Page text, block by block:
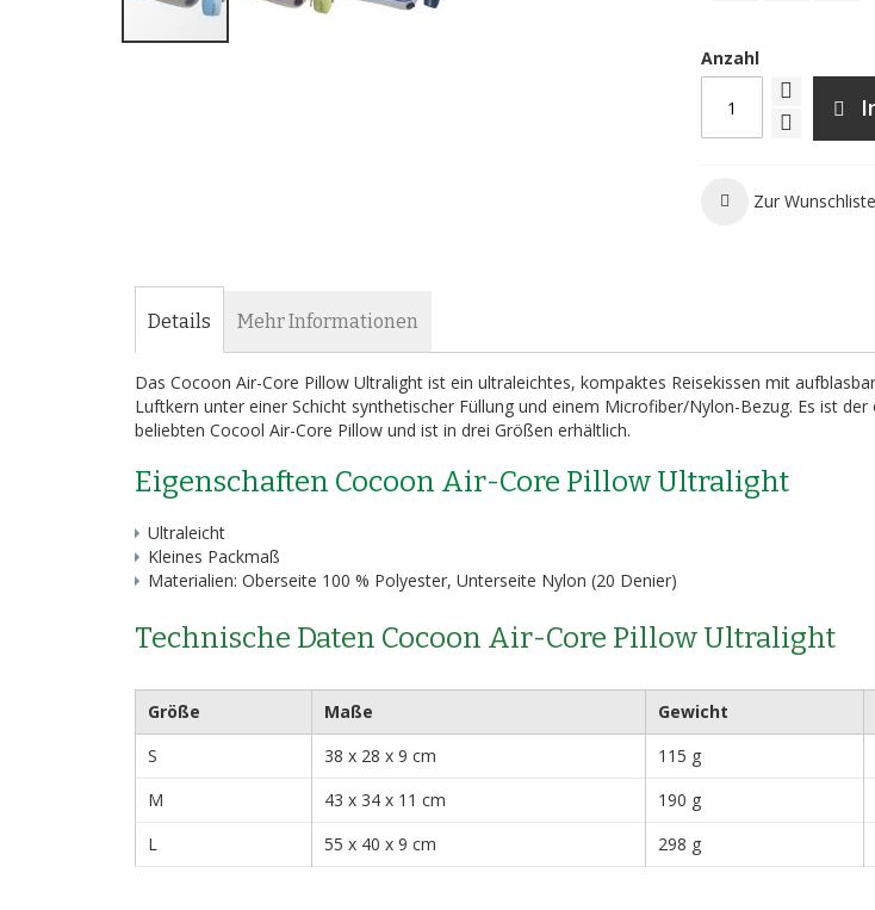
Anzahl
Zur
Details
Das Cocoon Air-Core Pillow Ultralight ist ein ultraleichtes, kompaktes Reisekissen mit
Luftkern unter einer Schicht synthetischer Füllung und einem Microfiber/Nylon-Bezug. Es ist
beliebten Cocool Air-Core Pillow und ist in drei Größen erhältlich.
Eigenschaften Cocoon Air-Core Pillow Ultralight
Ultraleicht
Kleines Packmaß
Materialien: Oberseite 100 % Polyester, Unterseite Nylon (20 Denier)
Technische Daten Cocoon Air-Core Pillow Ultralight
Größe Maße Gewicht
S
38 x 28 x 9 cm 115 g
M
43 x 34 x 11 cm 190 g
L
55 x 40 x 9 cm 298 g
Mehr Informationen